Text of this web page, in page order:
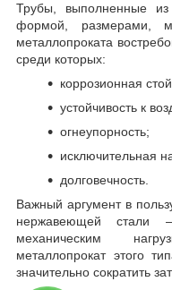
Трубы, выполненные
формой, размерами,
металлопроката
среди которых:
коррозионная
устойчивость к
огнеупорность;
исключительная
долговечность.
Важный аргумент в
нержавеющей стали
механическим
металлопрокат этого
значительно сократить